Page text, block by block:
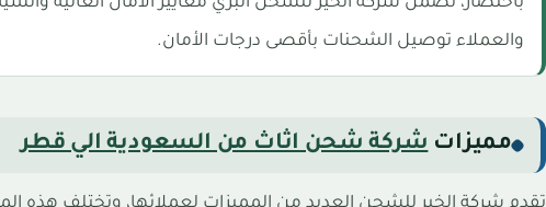
والعملاء توصيل الشحنات بأقصى درجات الأمان.
مميزاتشركة شحن اثاث من السعودية الي قطر